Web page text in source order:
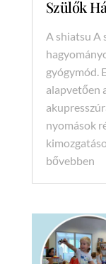
Szülők
A shiatsu A
gyógymód.
alapvetően
nyomások
bővebben